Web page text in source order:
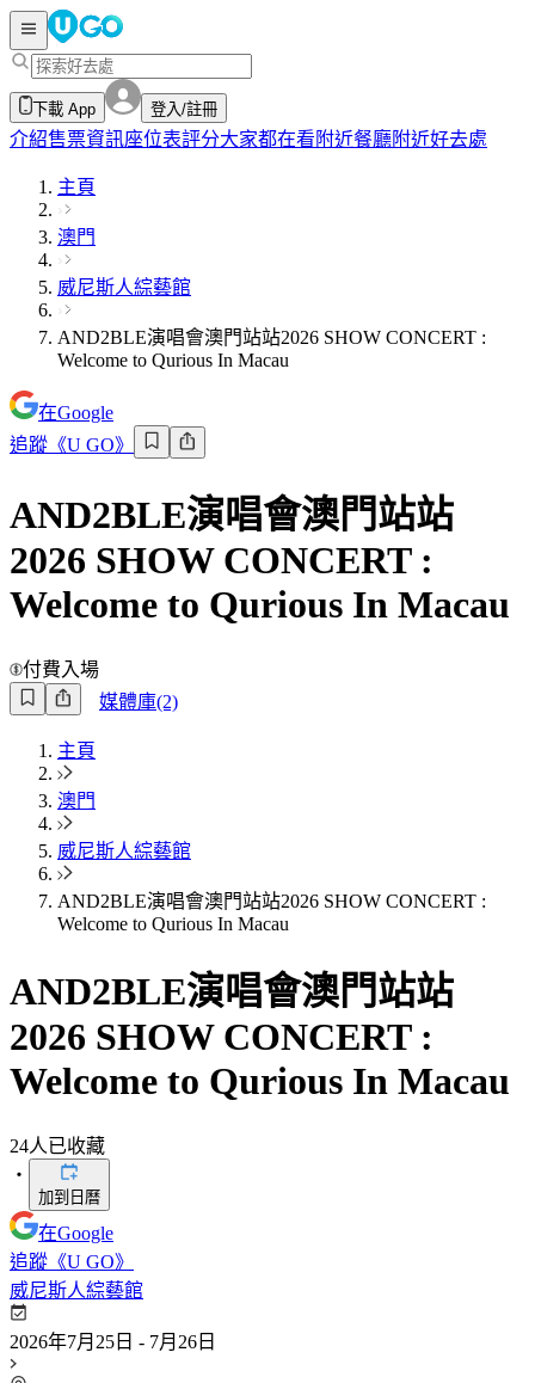
下載 App 登入/註冊
介紹售票資訊座位表評分大家都在看 附近餐廳附近好去處
主頁
澳門
威尼斯人綜藝館
AND2BLE演唱會澳門站站2026 SHOW CONCERT :
Welcome to Qurious In Macau
在Google
追蹤《U GO》
AND2BLE演唱會澳門站站
2026 SHOW CONCERT :
Welcome to Qurious In Macau
付費入場
媒體庫(2)
主頁
澳門
威尼斯人綜藝館
AND2BLE演唱會澳門站站2026 SHOW CONCERT :
Welcome to Qurious In Macau
AND2BLE演唱會澳門站站
2026 SHOW CONCERT :
Welcome to Qurious In Macau
24人已收藏
・
加到日曆
在Google
追蹤《U GO》
威尼斯人綜藝館
2026年7月25日 - 7月26日